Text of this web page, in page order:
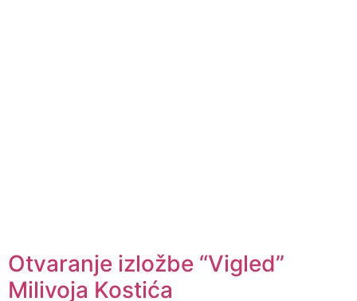
Otvaranje izložbe “Vigled”
Milivoja Kostića